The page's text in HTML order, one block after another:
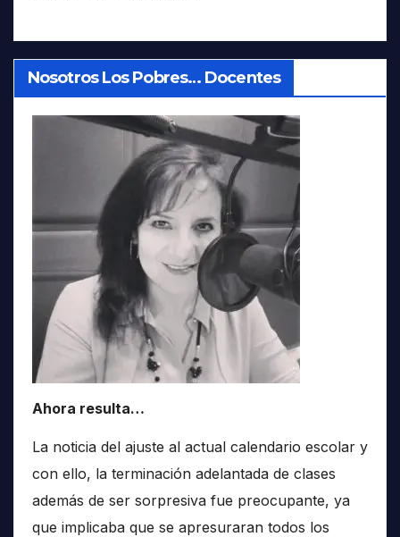
Nosotros Los Pobres… Docentes
Ahora resulta…
La noticia del ajuste al actual calendario escolar y
con ello, la terminación adelantada de clases
además de ser sorpresiva fue preocupante, ya
que implicaba que se apresuraran todos los